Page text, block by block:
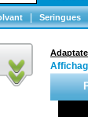
Seringues